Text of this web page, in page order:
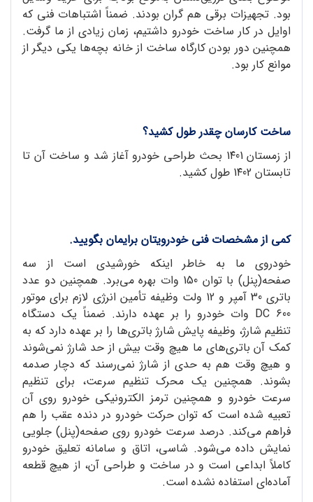
بود. تجهیزات برقی هم گران بودند. ضمناً اشتباهات فنی که
اوایل در کار ساخت خودرو داشتیم، زمان زیادی از ما گرفت.
همچنین دور بودن کارگاه ساخت از خانه بچه‌ها یکی دیگر از
موانع کار بود.
ساخت کارسان چقدر طول کشید؟
از زمستان 1۴01 بحث طراحی خودرو آغاز شد و ساخت آن تا
تابستان 1۴02 طول کشید.
کمی از مشخصات فنی خودرویتان برایمان بگویید.
خودروی ما به خاطر اینکه خورشیدی است از سه
صفحه(پنل) با توان 150 وات بهره می‌برد. همچنین دو عدد
باتری 30 آمپر و 12 ولت وظیفه تأمین انرژی لازم برای موتور
DC ۶00 وات خودرو را بر عهده دارند. ضمناً یک دستگاه
تنظیم شارژ، وظیفه پایش شارژ باتری‌ها را بر عهده دارد که به
کمک آن باتری‌های ما هیچ وقت بیش از حد شارژ نمی‌شوند
و هیچ وقت هم به حدی از شارژ نمی‌رسند که دچار صدمه
بشوند. همچنین یک محرک تنظیم سرعت، برای تنظیم
سرعت خودرو و همچنین ترمز الکترونیکی خودرو روی آن
تعبیه شده است که توان حرکت خودرو در دنده عقب را هم
فراهم می‌کند. درصد سرعت خودرو روی صفحه(پنل) جلویی
نمایش داده می‌شود. شاسی، اتاق و سامانه تعلیق خودرو
کاملاً ابداعی است و در ساخت و طراحی آن، از هیچ قطعه
آماده‌ای استفاده نشده است.